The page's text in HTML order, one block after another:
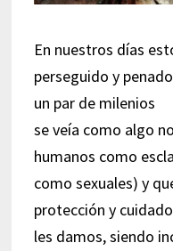
En nuestros días
perseguido y
un par de milenios
se veía como algo
humanos como
como sexuales) y
protección y
les damos, siendo